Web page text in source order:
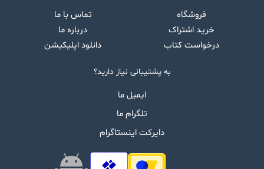
فروشگاه
خرید اشتراک
درخواست کتاب
تماس با ما
درباره ما
دانلود اپلیکیشن
به پشتیبانی نیاز دارید؟
ایمیل ما
تلگرام ما
دایرکت اینستاگرام